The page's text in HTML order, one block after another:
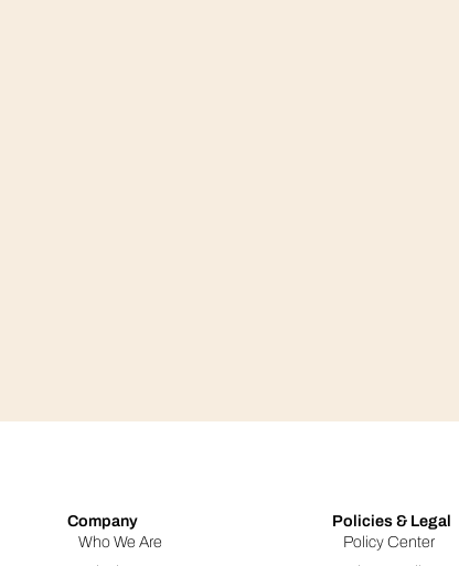
Company
Who We Are
Policies & Legal
Policy Center